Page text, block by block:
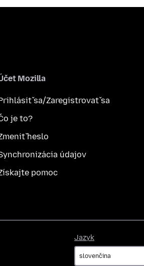
Mozilla
sa/Zaregistrovať sa
je to?
heslo
údajov
pomoc
Jazyk